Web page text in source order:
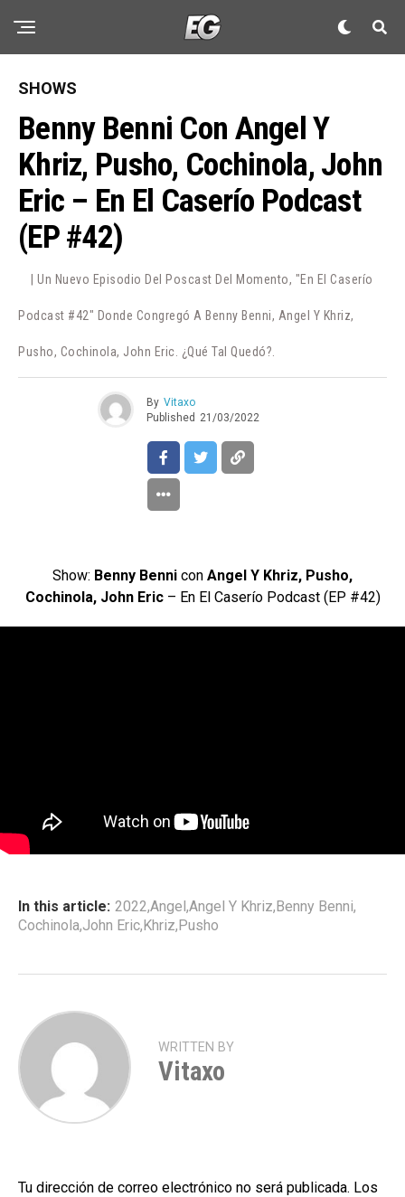
SHOWS
Benny Benni Con Angel Y
Khriz, Pusho, Cochinola, John
Eric – En El Caserío Podcast
(EP #42)
| Un Nuevo Episodio Del Poscast Del Momento, "En El Caserío
Podcast #42" Donde Congregó A Benny Benni, Angel Y Khriz,
Pusho, Cochinola, John Eric. ¿Qué Tal Quedó?.
By Vitaxo
Published 21/03/2022
Show: Benny Benni con Angel Y Khriz, Pusho,
Cochinola, John Eric– En El Caserío Podcast (EP #42)
In this article: 2022,Angel,Angel Y Khriz,Benny Benni,
Cochinola,John Eric,Khriz,Pusho
WRITTEN BY
Vitaxo
Tu dirección de correo electrónico no será publicada. Los